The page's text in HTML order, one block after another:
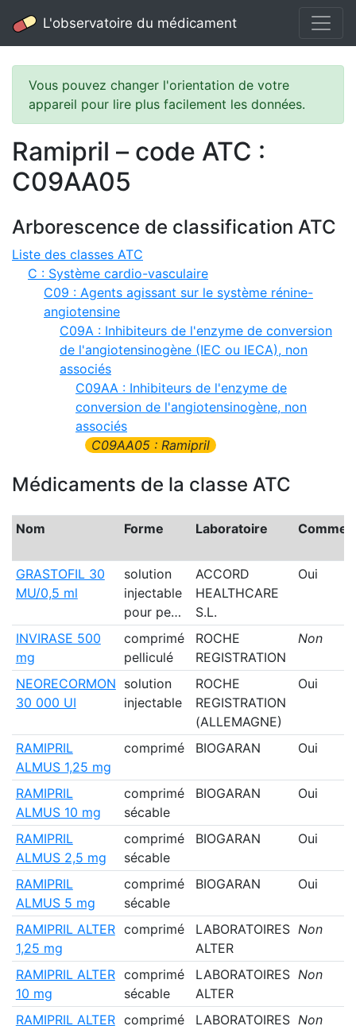
L'observatoire du médicament
Vous pouvez changer l'orientation de votre
appareil pour lire plus facilement les données.
Ramipril – code ATC :
C09AA05
Arborescence de classification ATC
Liste des classes ATC
C : Système cardio-vasculaire
C09 : Agents agissant sur le système rénine-
angiotensine
C09A : Inhibiteurs de l'enzyme de conversion
de l'angiotensinogène (IEC ou IECA), non
associés
C09AA : Inhibiteurs de l'enzyme de
conversion de l'angiotensinogène, non
associés
C09AA05 : Ramipril
Médicaments de la classe ATC
Nom Forme Laboratoire
GRASTOFIL 30
MU/0,5 ml
solution
injectable
pour pe…
ACCORD
HEALTHCARE
S.L.
Oui
INVIRASE 500
mg
comprimé
pelliculé
ROCHE
REGISTRATION
Non
NEORECORMON
30 000 UI
solution
injectable
ROCHE
REGISTRATION
(ALLEMAGNE)
Oui
RAMIPRIL
ALMUS 1,25 mg
comprimé BIOGARAN Oui
RAMIPRIL
ALMUS 10 mg
comprimé
sécable
BIOGARAN Oui
RAMIPRIL
ALMUS 2,5 mg
comprimé
sécable
BIOGARAN Oui
RAMIPRIL
ALMUS 5 mg
comprimé
sécable
BIOGARAN Oui
RAMIPRIL ALTER
1,25 mg
comprimé
LABORATOIRES
ALTER
Non
RAMIPRIL ALTER
10 mg
comprimé
sécable
LABORATOIRES
ALTER
Non
RAMIPRIL ALTER comprimé
LABORATOIRES Non